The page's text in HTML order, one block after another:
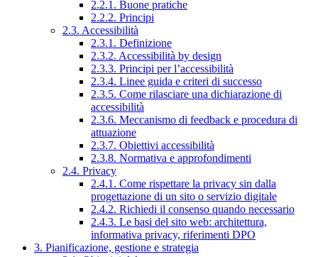
2.2.1. Buone pratiche
2.2.2. Principi
2.3. Accessibilità
2.3.1. Definizione
2.3.2. Accessibilità by design
2.3.3. Principi per l’accessibilità
2.3.4. Linee guida e criteri di successo
2.3.5. Come rilasciare una dichiarazione di
accessibilità
2.3.6. Meccanismo di feedback e procedura di
attuazione
2.3.7. Obiettivi accessibilità
2.3.8. Normativa e approfondimenti
2.4. Privacy
2.4.1. Come rispettare la privacy sin dalla
progettazione di un sito o servizio digitale
2.4.2. Richiedi il consenso quando necessario
2.4.3. Le basi del sito web: architettura,
informativa privacy, riferimenti DPO
3. Pianificazione, gestione e strategia